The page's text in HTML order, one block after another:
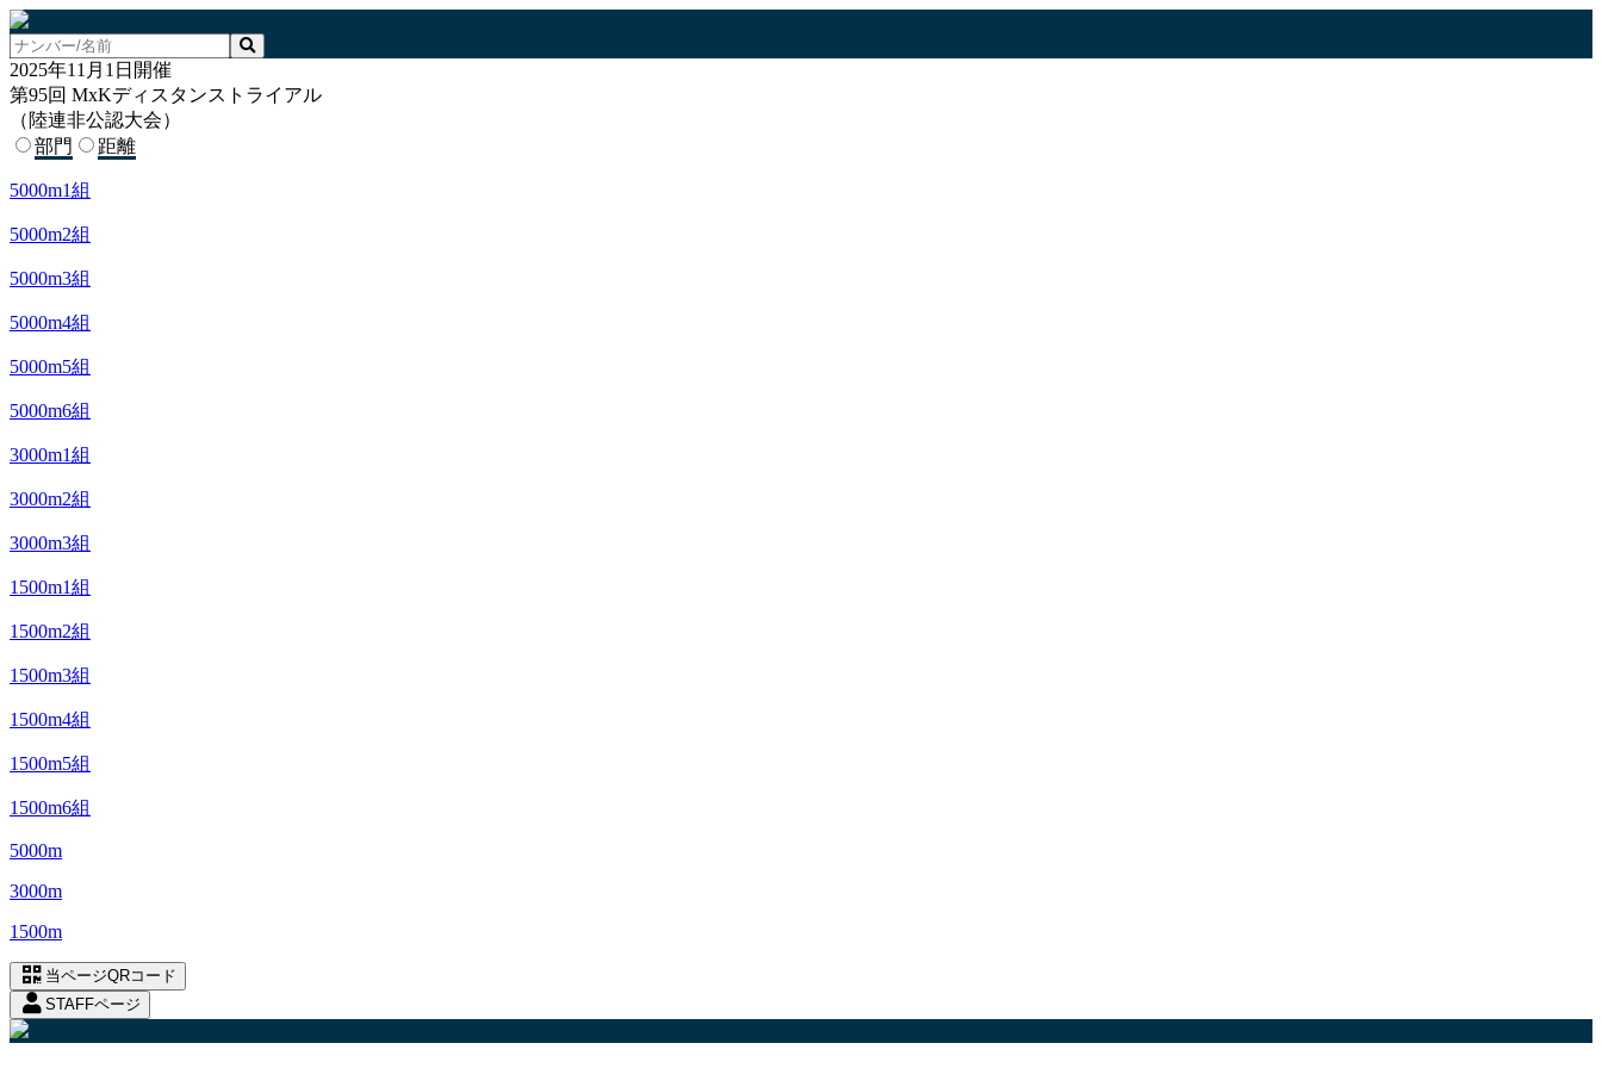
2025年11月1日開催
第95回 MxKディスタンストライアル
（陸連非公認大会）
部門
距離
5000m1組
5000m2組
5000m3組
5000m4組
5000m5組
5000m6組
3000m1組
3000m2組
3000m3組
1500m1組
1500m2組
1500m3組
1500m4組
1500m5組
1500m6組
5000m
3000m
1500m
当ページQRコード
STAFFページ